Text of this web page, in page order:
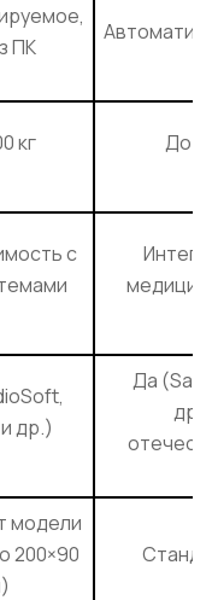
ПК
кг До
с
др.)
Да
модели
200×90